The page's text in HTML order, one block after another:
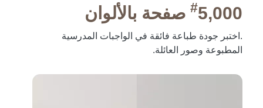
#5,000 صفحة بالألوان
.اختبر جودة طباعة فائقة في الواجبات المدرسية
المطبوعة وصور العائلة.